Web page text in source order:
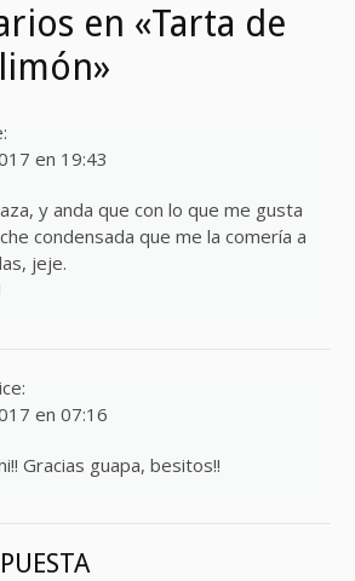
en «Tarta de
en 19:43
y anda que con lo que me gusta
condensada que me la comería a
jeje.
en 07:16
Gracias guapa, besitos!!